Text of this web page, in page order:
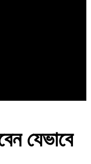
যেভাবে